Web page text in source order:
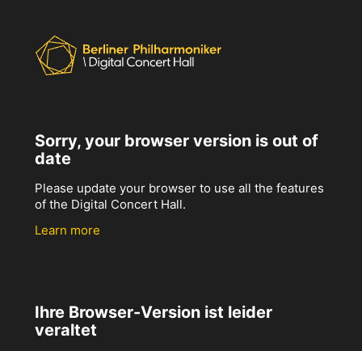
Sorry, your browser version is out of
date
Please update your browser to use all the features
of the Digital Concert Hall.
Learn more
Ihre Browser-Version ist leider
veraltet